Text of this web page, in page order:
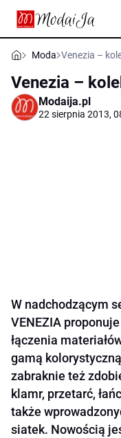
Moda Venezia –
Venezia –
Modaija.pl
22 sierpnia 2013,
W nadchodzącym
VENEZIA
łączenia
gamą
zabraknie też
klamr, przetarć,
także
siatek. Nowością